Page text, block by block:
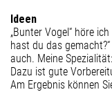
Ideen
„Bunter Vogel“ höre
hast du das
auch. Meine
Dazu ist gute
Am Ergebnis können